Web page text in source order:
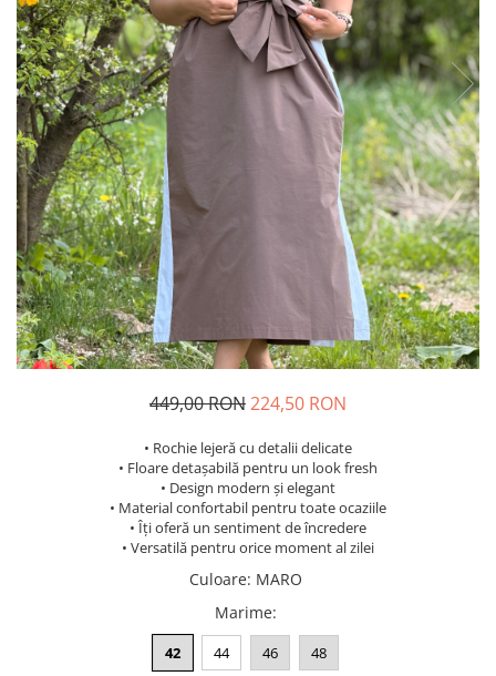
Costume de baie
449,00 RON224,50 RON
• Rochie lejeră cu detalii delicate
• Floare detașabilă pentru un look fresh
• Design modern și elegant
• Material confortabil pentru toate ocaziile
• Îți oferă un sentiment de încredere
• Versatilă pentru orice moment al zilei
Culoare: MARO
Marime:
42 44 46 48